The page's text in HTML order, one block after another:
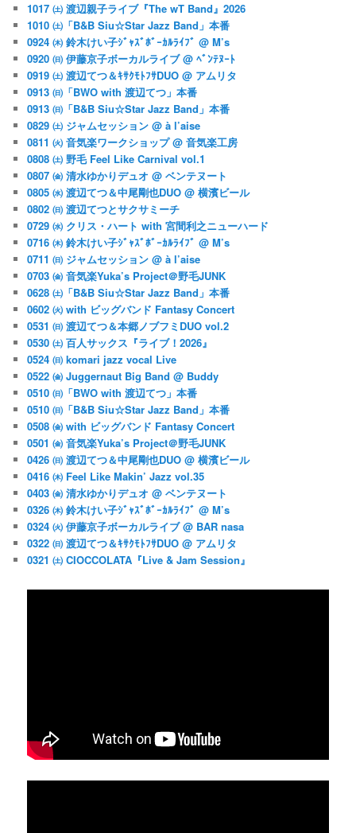
1017 ㈯ 渡辺親子ライブ『The wT Band』2026
1010 ㈯「B&B Siu☆Star Jazz Band」本番
0924 ㈭ 鈴木けい子ｼﾞｬｽﾞﾎﾞｰｶﾙﾗｲﾌﾞ @ M’s
0920 ㈰ 伊藤京子ボーカルライブ @ ﾍﾞﾝﾃﾇｰﾄ
0919 ㈯ 渡辺てつ＆ｷｻｸﾓﾄﾌｻDUO @ アムリタ
0913 ㈰「BWO with 渡辺てつ」本番
0913 ㈰「B&B Siu☆Star Jazz Band」本番
0829 ㈯ ジャムセッション @ à l’aise
0811 ㈫ 音気楽ワークショップ @ 音気楽工房
0808 ㈯ 野毛 Feel Like Carnival vol.1
0807 ㈮ 清水ゆかりデュオ @ ベンテヌート
0805 ㈬ 渡辺てつ＆中尾剛也DUO @ 横濱ビール
0802 ㈰ 渡辺てつとサクサミーチ
0729 ㈬ クリス・ハート with 宮間利之ニューハード
0716 ㈭ 鈴木けい子ｼﾞｬｽﾞﾎﾞｰｶﾙﾗｲﾌﾞ @ M’s
0711 ㈰ ジャムセッション @ à l’aise
0703 ㈮ 音気楽Yuka’s Project＠野毛JUNK
0628 ㈯「B&B Siu☆Star Jazz Band」本番
0602 ㈫ with ビッグバンド Fantasy Concert
0531 ㈰ 渡辺てつ＆本郷ノブフミDUO vol.2
0530 ㈯ 百人サックス『ライブ！2026』
0524 ㈰ komari jazz vocal Live
0522 ㈮ Juggernaut Big Band @ Buddy
0510 ㈰「BWO with 渡辺てつ」本番
0510 ㈰「B&B Siu☆Star Jazz Band」本番
0508 ㈮ with ビッグバンド Fantasy Concert
0501 ㈮ 音気楽Yuka’s Project＠野毛JUNK
0426 ㈰ 渡辺てつ＆中尾剛也DUO @ 横濱ビール
0416 ㈭ Feel Like Makin’ Jazz vol.35
0403 ㈮ 清水ゆかりデュオ @ ベンテヌート
0326 ㈭ 鈴木けい子ｼﾞｬｽﾞﾎﾞｰｶﾙﾗｲﾌﾞ @ M’s
0324 ㈫ 伊藤京子ボーカルライブ @ BAR nasa
0322 ㈰ 渡辺てつ＆ｷｻｸﾓﾄﾌｻDUO @ アムリタ
0321 ㈯ CIOCCOLATA『Live & Jam Session』